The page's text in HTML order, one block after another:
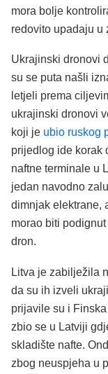
mora bolje
redovito upadaju u
Ukrajinski dronovi
su se puta našli
letjeli prema
ukrajinski dronovi
koji je ubio ruskog
prijedlog ide korak
naftne terminale u
jedan navodno
dimnjak elektrane,
morao biti
dron.
Litva je zabilježila
da su ih izveli
prijavile su i
zbio se u Latviji
skladište nafte.
zbog neuspjeha u